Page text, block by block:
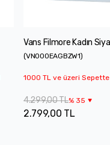
Vans Filmore Kadın
(VN000EAGBZW1)
1000 TL ve üzeri
4.299,00 TL% 35
2.799,00 TL